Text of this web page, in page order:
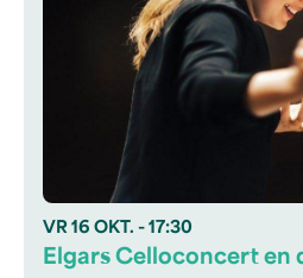
VR 16 OKT. - 17:30
Elgars Celloconcert en